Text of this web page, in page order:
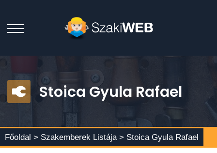
Stoica Gyula Rafael
Főoldal > Szakemberek Listája > Stoica Gyula Rafael